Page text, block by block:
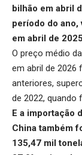
bilhão em abril
período do ano,
em abril de
O preço médio
em abril de 2026
anteriores,
de 2022, quando
E a importação
Chinatambém
135,47 mil